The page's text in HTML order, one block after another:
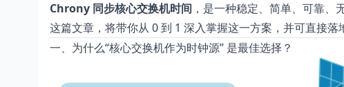
Chrony 同步核心交换机时间 ，是一种稳定、简单、可靠、
这篇文章，将带你从 0 到 1 深入掌握这一方案，并可直接落
一、为什么“核心交换机作为时钟源” 是最佳选择？